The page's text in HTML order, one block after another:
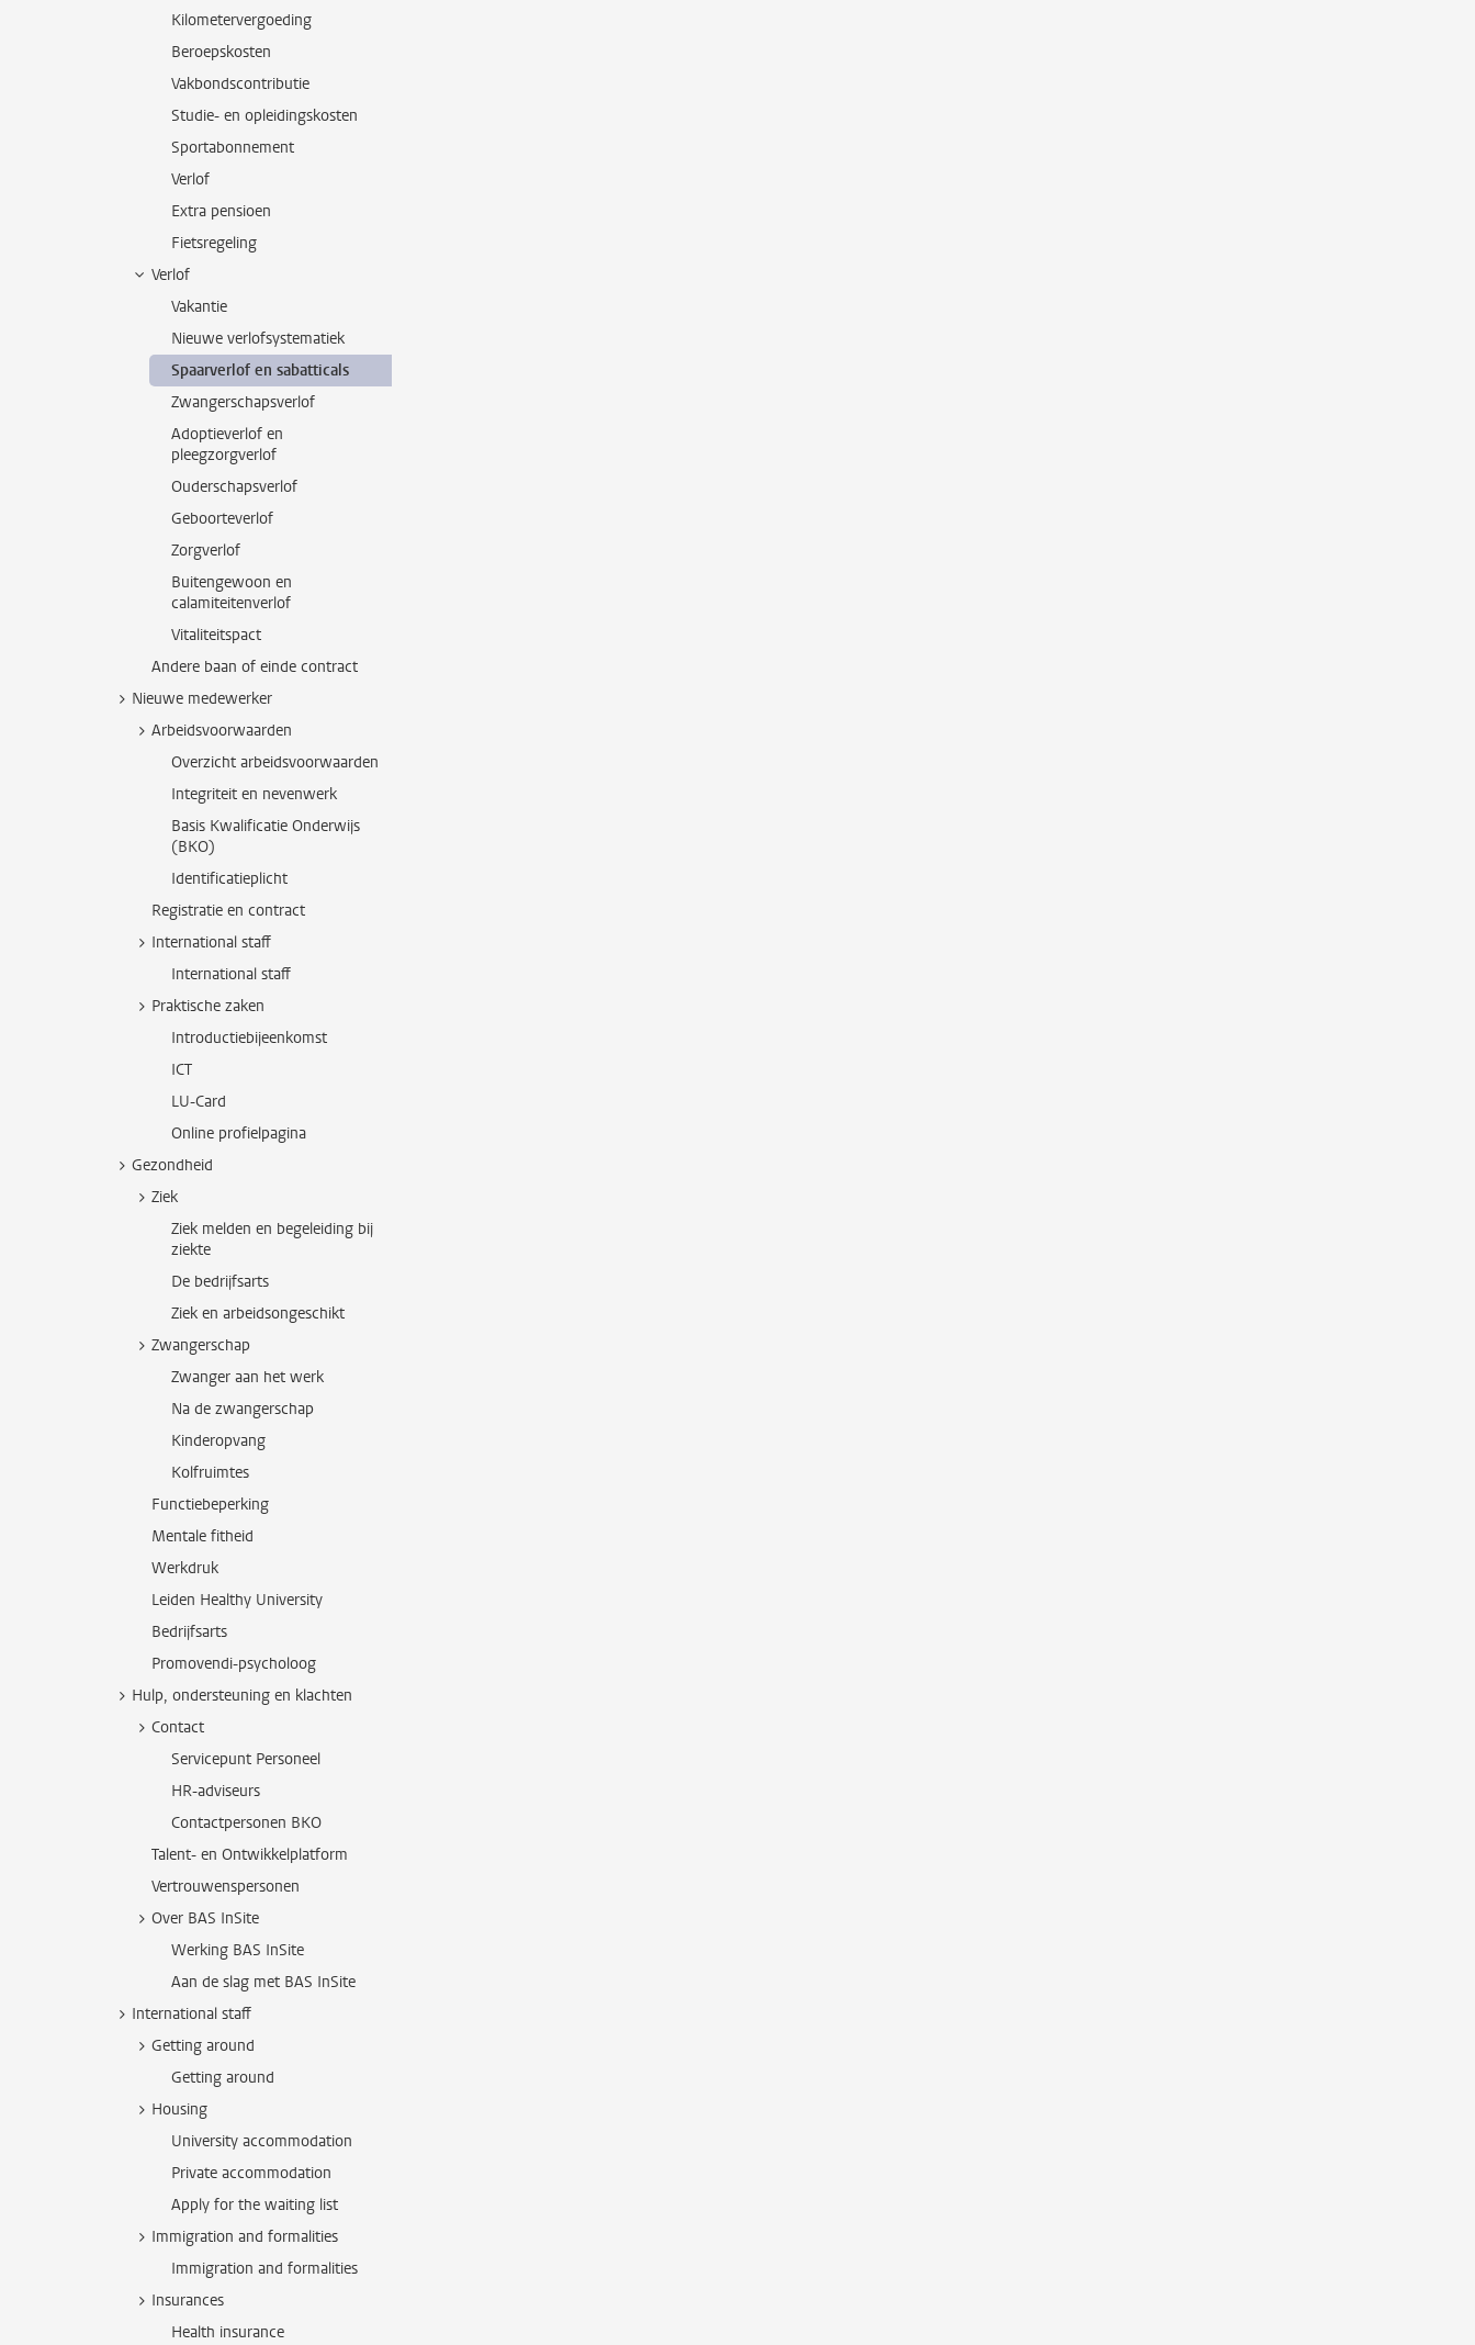
Kilometervergoeding
Beroepskosten
Vakbondscontributie
Studie- en opleidingskosten
Sportabonnement
Verlof
Extra pensioen
Fietsregeling
Verlof
Vakantie
Nieuwe verlofsystematiek
Spaarverlof en sabatticals
Zwangerschapsverlof
Adoptieverlof en
pleegzorgverlof
Ouderschapsverlof
Geboorteverlof
Zorgverlof
Buitengewoon en
calamiteitenverlof
Vitaliteitspact
Andere baan of einde contract
Nieuwe medewerker
Arbeidsvoorwaarden
Overzicht arbeidsvoorwaarden
Integriteit en nevenwerk
Basis Kwalificatie Onderwijs
(BKO)
Identificatieplicht
Registratie en contract
International staff
International staff
Praktische zaken
Introductiebijeenkomst
ICT
LU-Card
Online profielpagina
Gezondheid
Ziek
Ziek melden en begeleiding bij
ziekte
De bedrijfsarts
Ziek en arbeidsongeschikt
Zwangerschap
Zwanger aan het werk
Na de zwangerschap
Kinderopvang
Kolfruimtes
Functiebeperking
Mentale fitheid
Werkdruk
Leiden Healthy University
Bedrijfsarts
Promovendi-psycholoog
Hulp, ondersteuning en klachten
Contact
Servicepunt Personeel
HR-adviseurs
Contactpersonen BKO
Talent- en Ontwikkelplatform
Vertrouwenspersonen
Over BAS InSite
Werking BAS InSite
Aan de slag met BAS InSite
International staff
Getting around
Getting around
Housing
University accommodation
Private accommodation
Apply for the waiting list
Immigration and formalities
Immigration and formalities
Insurances
Health insurance